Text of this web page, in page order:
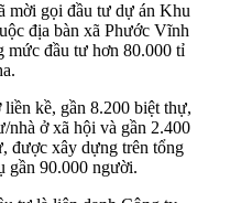
mời gọi đầu tư dự án Khu
địa bàn xã Phước Vĩnh
mức đầu tư hơn 80.000 tỉ
kề, gần 8.200 biệt thự,
nhà ở xã hội và gần 2.400
được xây dựng trên tổng
gần 90.000 người.